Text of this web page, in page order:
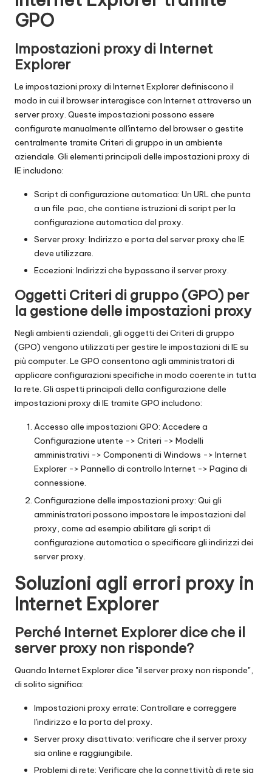
GPO
Impostazioni proxy di Internet
Explorer
Le impostazioni proxy di Internet Explorer definiscono il
modo in cui il browser interagisce con Internet attraverso un
server proxy. Queste impostazioni possono essere
configurate manualmente all'interno del browser o gestite
centralmente tramite Criteri di gruppo in un ambiente
aziendale. Gli elementi principali delle impostazioni proxy di
IE includono:
Script di configurazione automatica: Un URL che punta
a un file .pac, che contiene istruzioni di script per la
configurazione automatica del proxy.
Server proxy: Indirizzo e porta del server proxy che IE
deve utilizzare.
Eccezioni: Indirizzi che bypassano il server proxy.
Oggetti Criteri di gruppo (GPO) per
la gestione delle impostazioni proxy
Negli ambienti aziendali, gli oggetti dei Criteri di gruppo
(GPO) vengono utilizzati per gestire le impostazioni di IE su
più computer. Le GPO consentono agli amministratori di
applicare configurazioni specifiche in modo coerente in tutta
la rete. Gli aspetti principali della configurazione delle
impostazioni proxy di IE tramite GPO includono:
Accesso alle impostazioni GPO: Accedere a
Configurazione utente -> Criteri -> Modelli
amministrativi -> Componenti di Windows -> Internet
Explorer -> Pannello di controllo Internet -> Pagina di
connessione.
Configurazione delle impostazioni proxy: Qui gli
amministratori possono impostare le impostazioni del
proxy, come ad esempio abilitare gli script di
configurazione automatica o specificare gli indirizzi dei
server proxy.
Soluzioni agli errori proxy in
Internet Explorer
Perché Internet Explorer dice che il
server proxy non risponde?
Quando Internet Explorer dice "il server proxy non risponde",
di solito significa:
Impostazioni proxy errate: Controllare e correggere
l'indirizzo e la porta del proxy.
Server proxy disattivato: verificare che il server proxy
sia online e raggiungibile.
Problemi di rete: Verificare che la connettività di rete sia